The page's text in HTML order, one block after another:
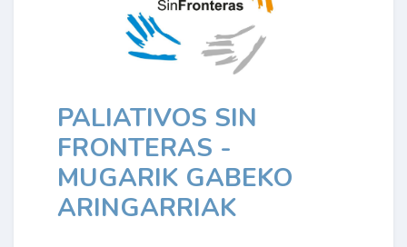
PALIATIVOS SIN
FRONTERAS -
MUGARIK GABEKO
ARINGARRIAK